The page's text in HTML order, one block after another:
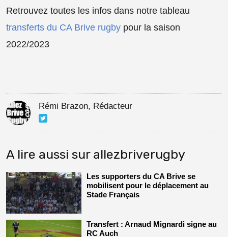
Retrouvez toutes les infos dans notre tableau
transferts du CA Brive rugby pour la saison
2022/2023
Rémi Brazon, Rédacteur
A lire aussi sur allezbriverugby
Les supporters du CA Brive se
mobilisent pour le déplacement au
Stade Français
Transfert : Arnaud Mignardi signe au
RC Auch